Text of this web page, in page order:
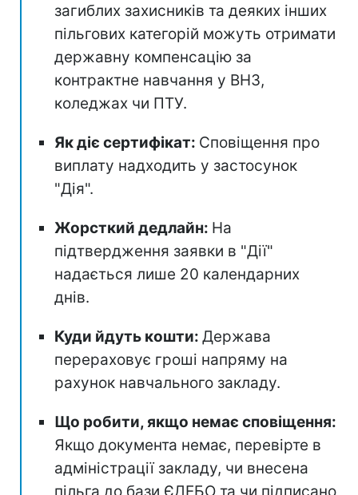
загиблих захисників та деяких інших
пільгових категорій можуть отримати
державну компенсацію за
контрактне навчання у ВНЗ,
коледжах чи ПТУ.
Як діє сертифікат: Сповіщення про
виплату надходить у застосунок
"Дія".
Жорсткий дедлайн: На
підтвердження заявки в "Дії"
надається лише 20 календарних
днів.
Куди йдуть кошти: Держава
перераховує гроші напряму на
рахунок навчального закладу.
Що робити, якщо немає сповіщення:
Якщо документа немає, перевірте в
адміністрації закладу, чи внесена
пільга до бази ЄДЕБО та чи підписано